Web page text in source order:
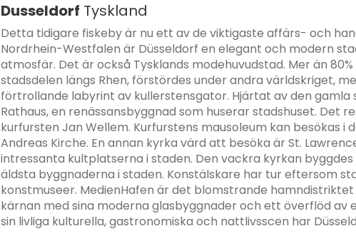
Dusseldorf Tyskland
Detta tidigare fiskeby är nu ett av de viktigaste affärs- och
Nordrhein-Westfalen är Düsseldorf en elegant och modern
atmosfär. Det är också Tysklands modehuvudstad. Mer än
stadsdelen längs Rhen, förstördes under andra världskriget,
förtrollande labyrint av kullerstensgator. Hjärtat av den
Rathaus, en renässansbyggnad som huserar stadshuset. Det
kurfursten Jan Wellem. Kurfurstens mausoleum kan besökas
Andreas Kirche. En annan kyrka värd att besöka är St.
intressanta kultplatserna i staden. Den vackra kyrkan
äldsta byggnaderna i staden. Konstälskare har tur eftersom
konstmuseer. MedienHafen är det blomstrande
kärnan med sina moderna glasbyggnader och ett överflöd av
sin livliga kulturella, gastronomiska och nattlivsscen har